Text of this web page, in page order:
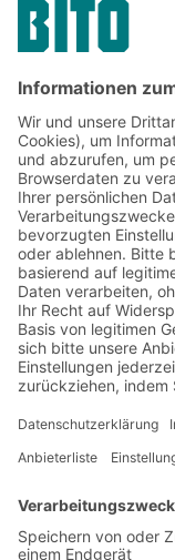
Jetzt
anmelden:
Lager-
Lösungen
Intralogistiklösungen